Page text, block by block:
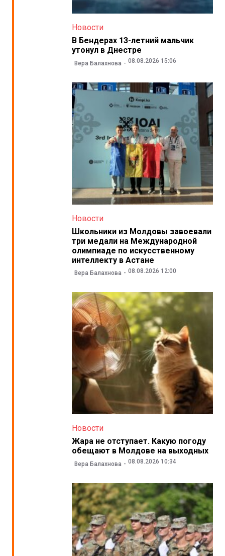
Новости
В Бендерах 13-летний мальчик
утонул в Днестре
Вера Балахнова 08.08.2026 15:06
Новости
Школьники из Молдовы завоевали
три медали на Международной
олимпиаде по искусственному
интеллекту в Астане
Вера Балахнова 08.08.2026 12:00
Новости
Жара не отступает. Какую погоду
обещают в Молдове на выходных
Вера Балахнова 08.08.2026 10:34